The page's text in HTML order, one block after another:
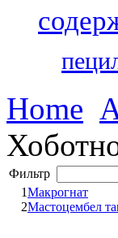
Home
Фильтр
1Макрогнат
2Мастоцембел